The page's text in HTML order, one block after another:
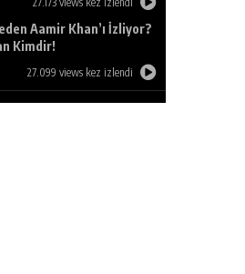
Aamir Khan’ı İzliyor?
Kimdir!
27.099 views kez izlendi